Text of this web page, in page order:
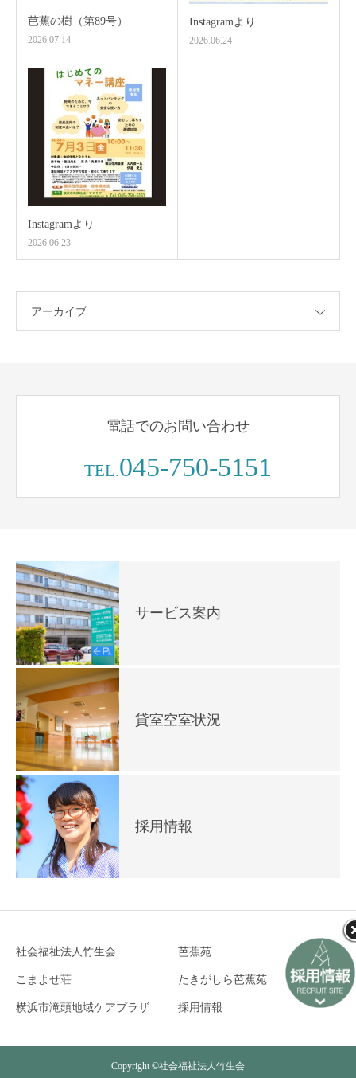
芭蕉の樹（第89号）
2026.07.14
Instagramより
2026.06.24
Instagramより
2026.06.23
アーカイブ
電話でのお問い合わせ
TEL.045-750-5151
サービス案内
貸室空室状況
採用情報
社会福祉法人竹生会 芭蕉苑
こまよせ荘 たきがしら芭蕉苑
横浜市滝頭地域ケアプラザ 採用情報
Copyright ©社会福祉法人竹生会